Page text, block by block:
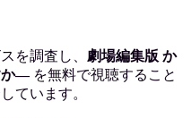
を調査し、 劇場編集版 か
か―を無料で視聴すること
ています。